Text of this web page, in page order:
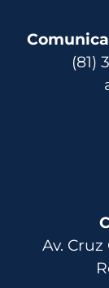
(81)
Av.